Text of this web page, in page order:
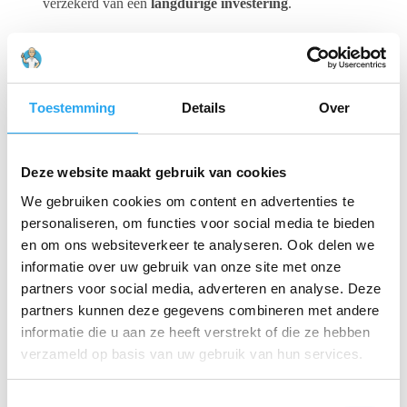
Toestemming Details Over
Deze website maakt gebruik van cookies
We gebruiken cookies om content en advertenties te
personaliseren, om functies voor social media te bieden
en om ons websiteverkeer te analyseren. Ook delen we
informatie over uw gebruik van onze site met onze
partners voor social media, adverteren en analyse. Deze
partners kunnen deze gegevens combineren met andere
informatie die u aan ze heeft verstrekt of die ze hebben
verzameld op basis van uw gebruik van hun services.
wordt verder vergroot door de compatibiliteit met een
breed scala aan professionele reinigingsaccessoires,
staat om de steel aan te passen aan verschillende
steel biedt eenstevige en stabiele basis, wat essentieel
Met een ingeschoven lengte van slechts 1.70 meter
is
de steel eenvoudig te transporteren en op te bergen. De
8 telescopische delenzorgen voor een soepele en
betrouwbare uitschuifbeweging. De AquaQlean
Telescoopsteel Full Carbon 10.69 meter is ontworpen
voorprofessionele kwaliteiten is de ideale partner
voor glazenwassers en schoonmaakbedrijven die
streven naar efficiëntie, veiligheid en superieure
reinigingsresultaten. Investeer in het beste gereedschap
voor uw vak en ervaar het verschil.